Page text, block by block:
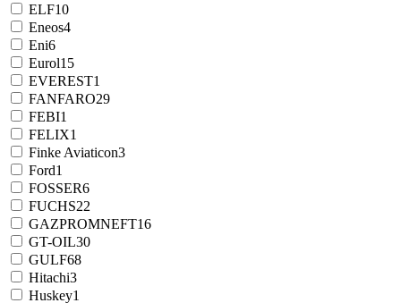
ELF10
Eneos4
Eni6
Eurol15
EVEREST1
FANFARO29
FEBI1
FELIX1
Finke Aviaticon3
Ford1
FOSSER6
FUCHS22
GAZPROMNEFT16
GT-OIL30
GULF68
Hitachi3
Huskey1